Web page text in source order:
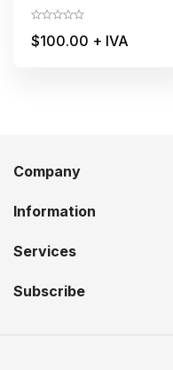
$100.00 + IVA
Company
Information
Services
Subscribe